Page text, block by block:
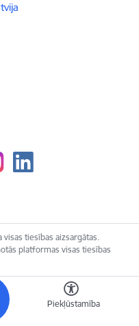
Piekļūstamība
tiesības aizsargātas.
platformas visas tiesības